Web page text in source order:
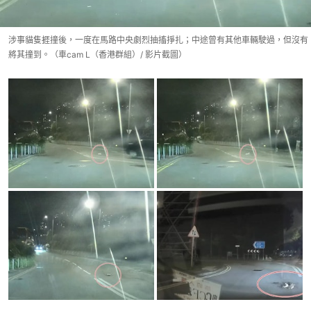
涉事貓隻捱撞後，一度在馬路中央劇烈抽搐掙扎；中途曾有其他車輛駛過，但沒有
將其撞到。（車cam L（香港群組）/ 影片截圖）